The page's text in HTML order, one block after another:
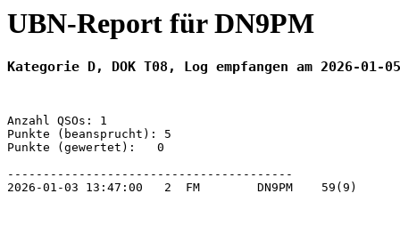
UBN-Report für DN9PM
Kategorie D, DOK T08, Log empfangen am 2026-01-
Anzahl QSOs: 1
Punkte (beansprucht): 5
Punkte (gewertet):   0
----------------------------------------
2026-01-03 13:47:00   2  FM        DN9PM    59(9)